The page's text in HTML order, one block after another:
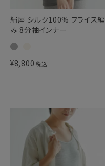
絹屋 シルク100% フライス編
み 8分袖インナー
¥8,800 税込